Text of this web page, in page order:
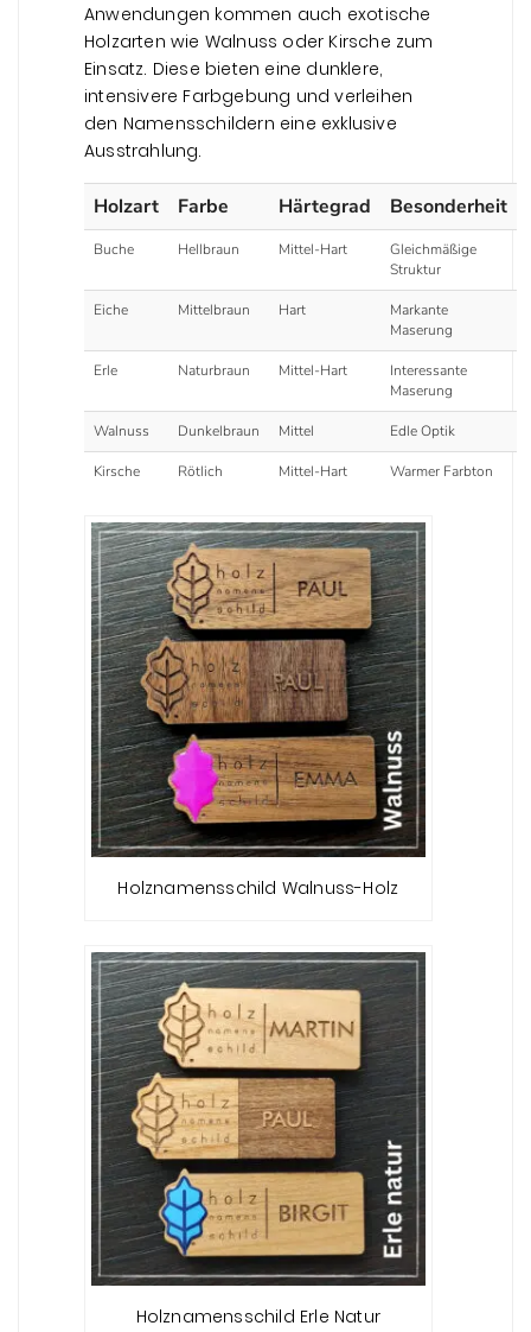
Anwendungen kommen auch exotische
Holzarten wie Walnuss oder Kirsche zum
Einsatz. Diese bieten eine dunklere,
intensivere Farbgebung und verleihen
den Namensschildern eine exklusive
Ausstrahlung.
Holzart Farbe Härtegrad Besonderheit
Buche Hellbraun Mittel-Hart
Gleichmäßige
Struktur
Eiche Mittelbraun Hart
Markante
Maserung
Erle Naturbraun Mittel-Hart
Interessante
Maserung
Walnuss Dunkelbraun Mittel Edle Optik
Kirsche Rötlich Mittel-Hart Warmer Farbton
Holznamensschild Walnuss-Holz
Holznamensschild Erle Natur